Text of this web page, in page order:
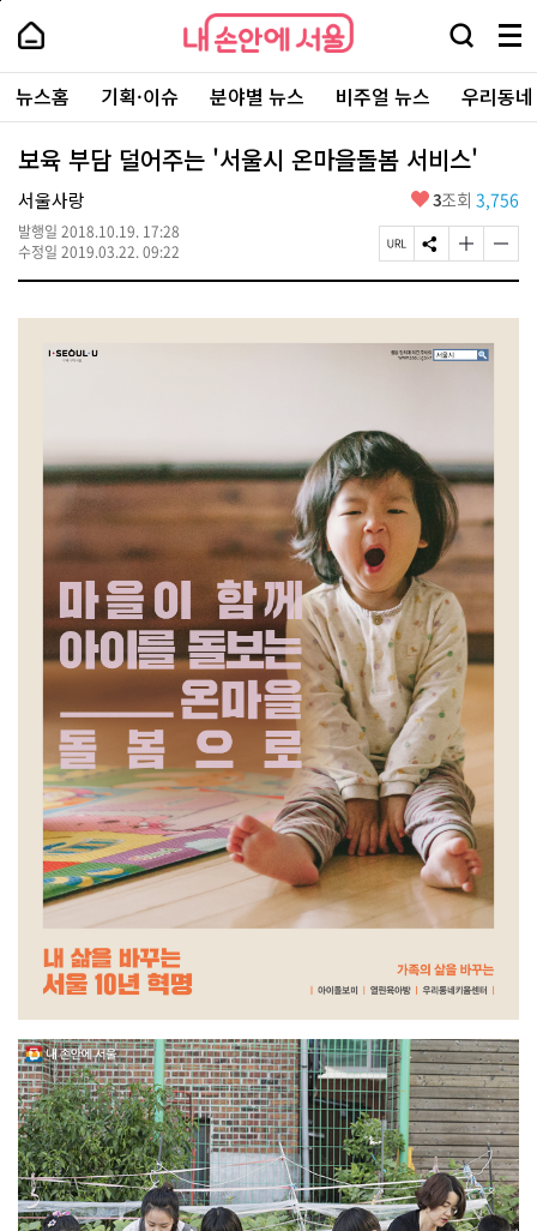
본
로
가
내
손
안
에
서
울
-
서
울
시
대
표
소
포
내
손
에
울
검
창
열
기
메
뉴
전
체
보
주
요
서
뉴스홈 기획·이슈 분야별 뉴스 비주얼 뉴스 우리동
보육 부담 덜어주는 '서울시 온마을돌봄 서비스'
서울사랑
발행일 2018.10.19. 17:28
수정일 2019.03.22. 09:22
좋
요
3조회 3,756
페
이
U
L
S
N
공
하
글
자
기
게
글
자
기
페
상
단
로